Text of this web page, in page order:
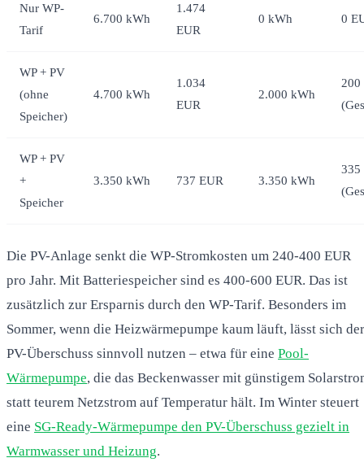
Nur WP-
Tarif
6.700 kWh
1.474
EUR
0 kWh 0
WP + PV
(ohne
Speicher)
4.700 kWh
1.034
EUR
2.000 kWh
200
WP + PV
+
Speicher
3.350 kWh 737 EUR 3.350 kWh
335
Die PV-Anlage senkt die WP-Stromkosten um 240-400 EUR
pro Jahr. Mit Batteriespeicher sind es 400-600 EUR. Das ist
zusätzlich zur Ersparnis durch den WP-Tarif. Besonders im
Sommer, wenn die Heizwärmepumpe kaum läuft, lässt sich der
PV-Überschuss sinnvoll nutzen – etwa für eine Pool-
Wärmepumpe, die das Beckenwasser mit günstigem
statt teurem Netzstrom auf Temperatur hält. Im Winter steuert
eine SG-Ready-Wärmepumpe den PV-Überschuss gezielt in
Warmwasser und Heizung.